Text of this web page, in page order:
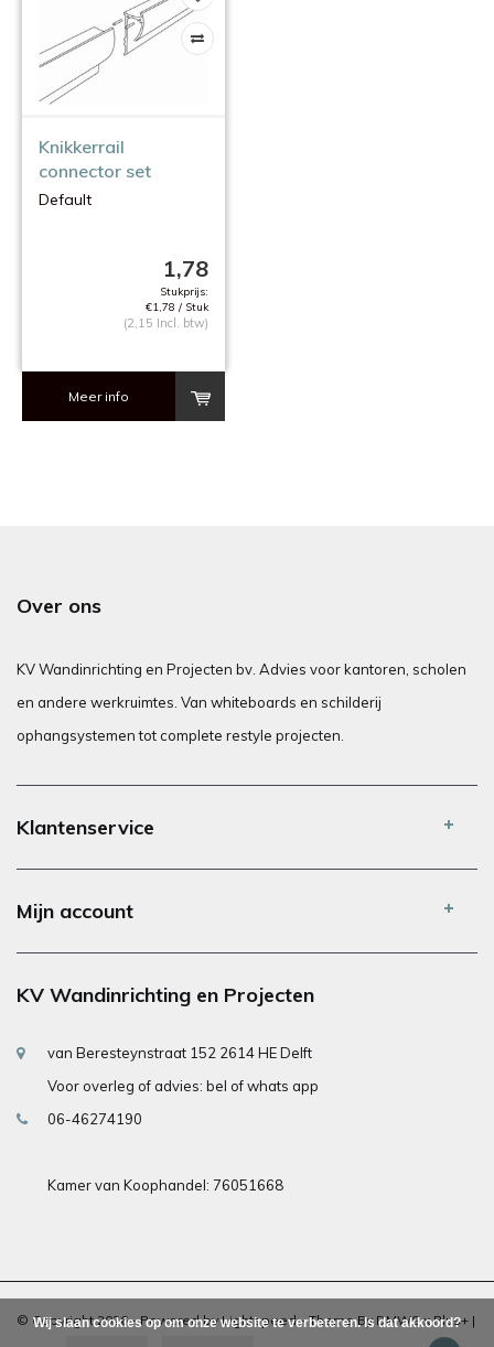
Knikkerrail
connector set
Default
1,78
Stukprijs:
€1,78 / Stuk
(2,15 Incl. btw)
Meer info
Over ons
KV Wandinrichting en Projecten bv. Advies voor kantoren, scholen
en andere werkruimtes. Van whiteboards en schilderij
ophangsystemen tot complete restyle projecten.
Klantenservice
Mijn account
KV Wandinrichting en Projecten
van Beresteynstraat 152 2614 HE Delft
Voor overleg of advies: bel of whats app
06-46274190
Kamer van Koophandel: 76051668
© Copyright 2026 - Powered byLightspeed- Theme By DMWSxPlus+ |
Wij slaan cookies op om onze website te verbeteren. Is dat akkoord?